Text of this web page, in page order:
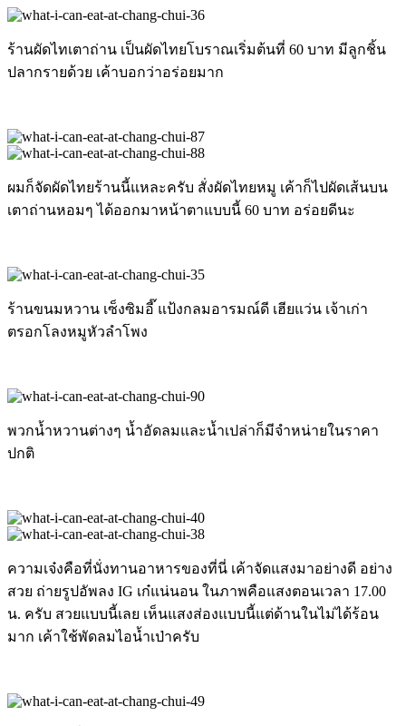
ร้านผัดไทเตาถ่าน เป็นผัดไทยโบราณเริ่มต้นที่ 60 บาท มีลูกชิ้น
ปลากรายด้วย เค้าบอกว่าอร่อยมาก
ผมก็จัดผัดไทยร้านนี้แหละครับ สั่งผัดไทยหมู เค้าก็ไปผัดเส้นบน
เตาถ่านหอมๆ ได้ออกมาหน้าตาแบบนี้ 60 บาท อร่อยดีนะ
ร้านขนมหวาน เซ็งซิมอี๊ แป้งกลมอารมณ์ดี เฮียแว่น เจ้าเก่า
ตรอกโลงหมูหัวลำโพง
พวกน้ำหวานต่างๆ น้ำอัดลมและน้ำเปล่าก็มีจำหน่ายในราคา
ปกติ
ความเจ๋งคือที่นั่งทานอาหารของที่นี่ เค้าจัดแสงมาอย่างดี อย่าง
สวย ถ่ายรูปอัพลง IG เก๋แน่นอน ในภาพคือแสงตอนเวลา 17.00
น. ครับ สวยแบบนี้เลย เห็นแสงส่องแบบนี้แต่ด้านในไม่ได้ร้อน
มาก เค้าใช้พัดลมไอน้ำเป่าครับ